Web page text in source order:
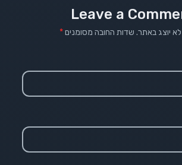
Leave a
לא יוצג באתר. שדות החובה מסומנים*